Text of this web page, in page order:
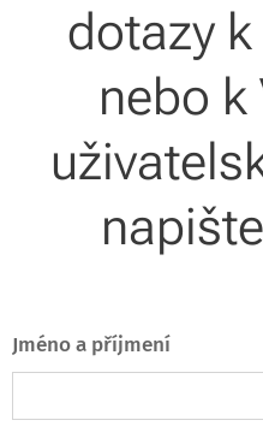
dotazy
nebo k
Jméno a příjmení